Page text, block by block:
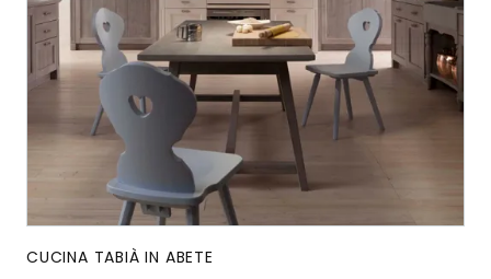
CUCINA TABIÀ IN ABETE